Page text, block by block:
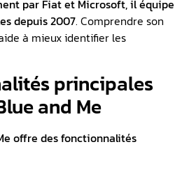
par Fiat et Microsoft, il équipe
depuis 2007. Comprendre son
à mieux identifier les
principales
and Me
offre des fonctionnalités